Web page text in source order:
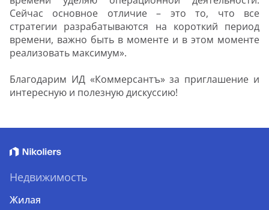
Сейчас основное отличие – это то, что все
стратегии разрабатываются на короткий период
времени, важно быть в моменте и в этом моменте
реализовать максимум».
Благодарим ИД «Коммерсантъ» за приглашение и
интересную и полезную дискуссию!
Недвижимость
Жилая